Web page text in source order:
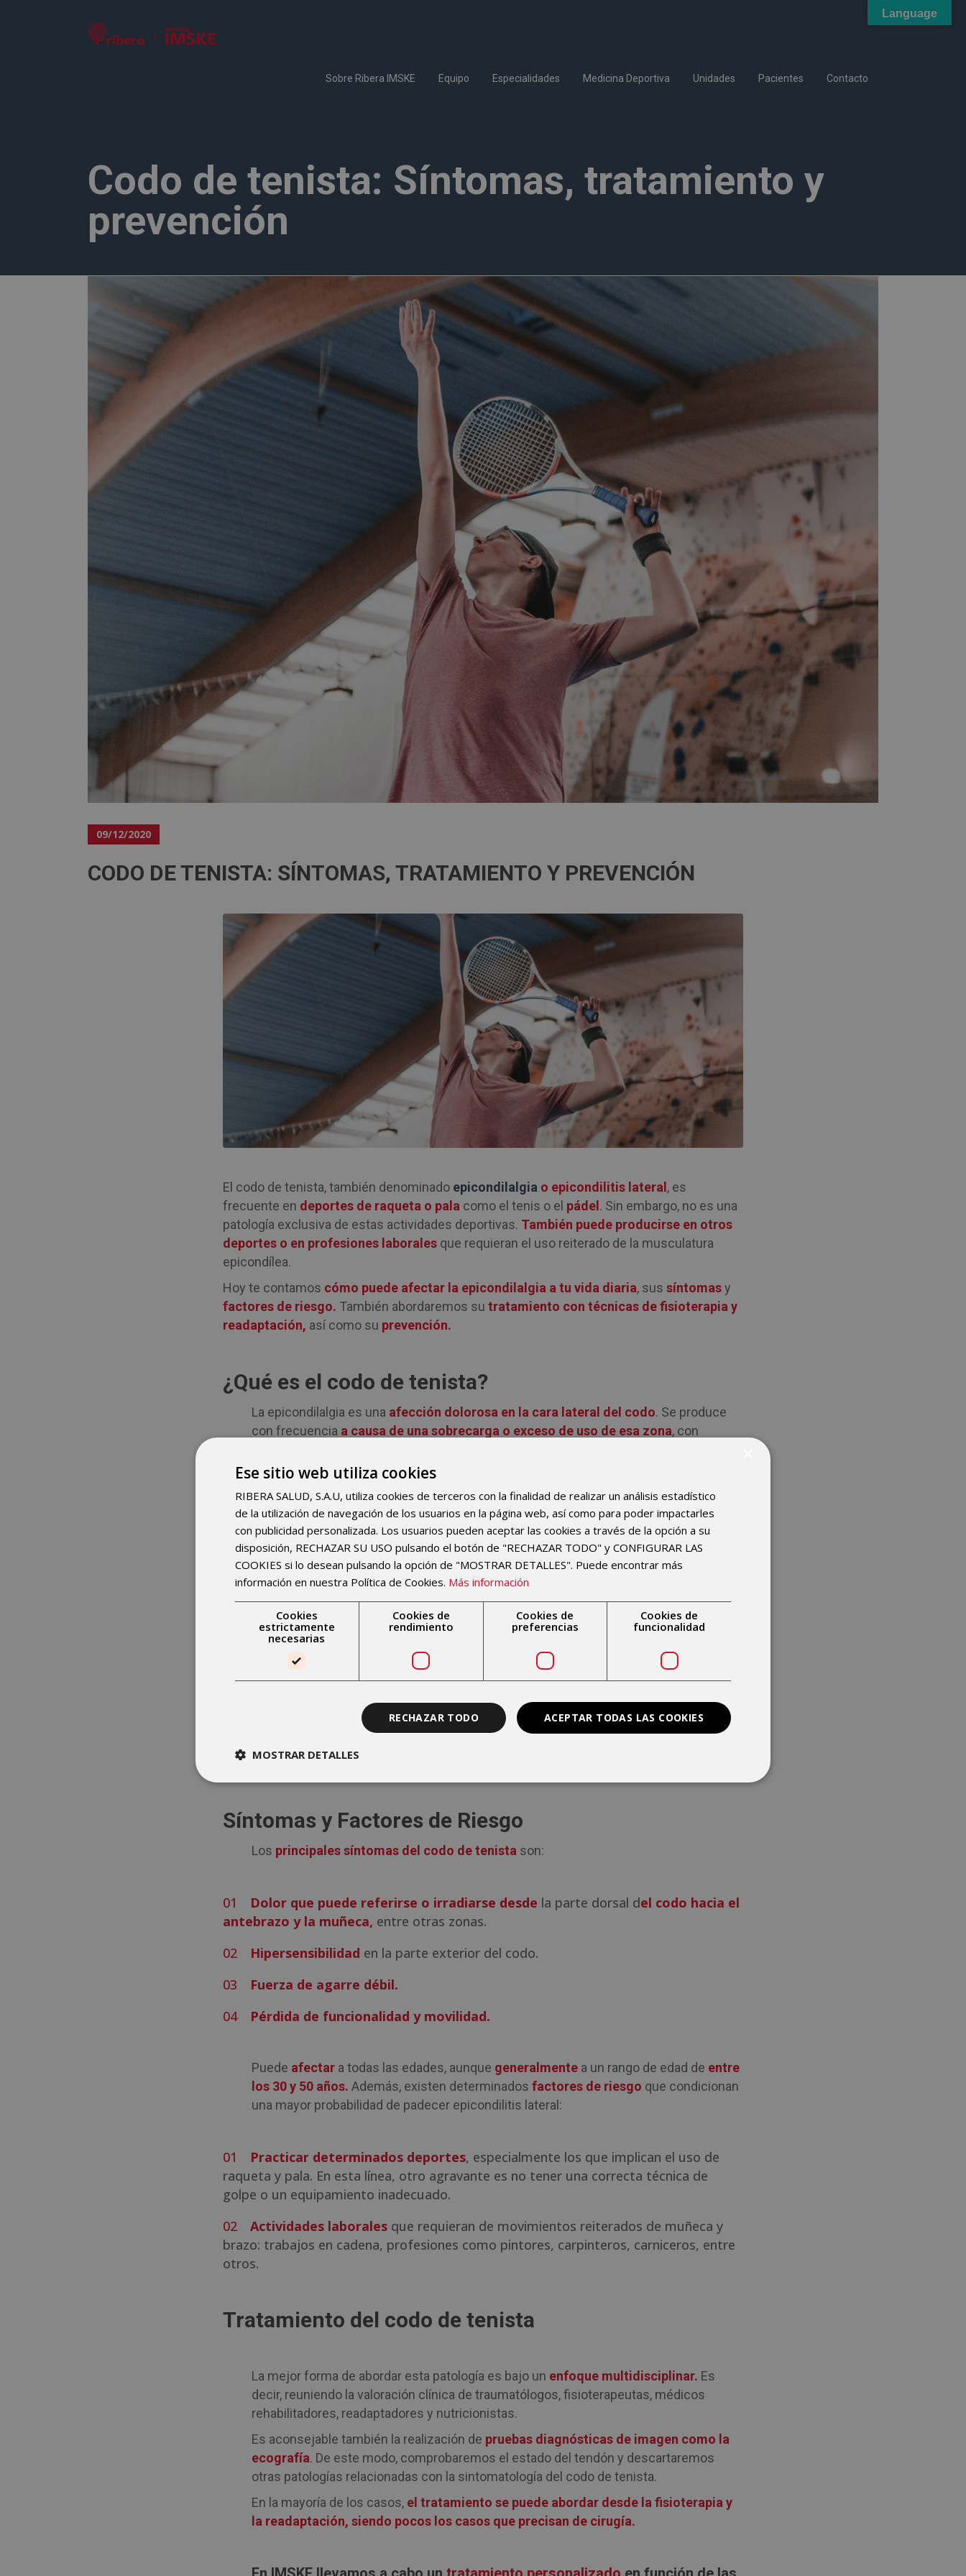
Sobre Ribera IMSKE Equipo Especialidades Medicina Deportiva Unidades Pacientes Contacto
Codo de tenista: Síntomas, tratamiento y
prevención
09/12/2020
CODO DE TENISTA: SÍNTOMAS, TRATAMIENTO Y PREVENCIÓN
El codo de tenista, también denominado epicondilalgia o epicondilitis lateral, es
frecuente en deportes de raqueta o pala como el tenis o el pádel. Sin embargo, no es una
patología exclusiva de estas actividades deportivas. También puede producirse en otros
deportes o en profesiones laborales que requieran el uso reiterado de la musculatura
epicondílea.
Hoy te contamos cómo puede afectar la epicondilalgia a tu vida diaria, sussíntomasy
factores de riesgo. También abordaremos sutratamiento con técnicas de fisioterapia y
readaptación, así como su prevención.
¿Qué es el codo de tenista?
La epicondilalgia es una afección dolorosa en la cara lateral del codo. Se produce
con frecuencia a causa de una sobrecarga o exceso de uso de esa zona, con
Generalmente, esta patología se caracteriza por una
epicondíleo , lo que supone unadegeneración de la estructura del tendón.
Esta lesión también puede estar causada por placas motoras disfuncionales de la
musculatura periarticular del codo, así como por disfunciones neurales.
En la epicondilitis lateral es importante realizar uncorrecto diagnóstico para
averiguar la causa del dolor en el codo y pautar un tratamiento adecuado.
ocasiones, esta dolencia puede tener un origen cervical o neural, entre otros.
¿Cómo afecta a tu vida diaria?
dolor. Acciones tan cotidianas como: sujetar un objeto, dar la mano, abrir o cerrar la
puerta con las llaves, teclear en el ordenador y el cambio de marchas en el coche, por
y apretarlo o girarlo puede molestar o manifestar dolor en la zona del codo.
Síntomas y Factores de Riesgo
Los principales síntomas del codo de tenista son:
Dolor que puede referirse o irradiarse desde la parte dorsal del codo hacia el
antebrazo y la muñeca, entre otras zonas.
Hipersensibilidad en la parte exterior del codo.
Fuerza de agarre débil.
Pérdida de funcionalidad y movilidad.
Puede afectar a todas las edades, aunque generalmente a un rango de edad de entre
los 30 y 50 años.Además, existen determinadosfactores de riesgo que condicionan
una mayor probabilidad de padecer epicondilitis lateral:
Practicar determinados deportes, especialmente los que implican el uso de
raqueta y pala. En esta línea, otro agravante es no tener una correcta técnica de
golpe o un equipamiento inadecuado.
Actividades laborales que requieran de movimientos reiterados de muñeca y
brazo: trabajos en cadena, profesiones como pintores, carpinteros, carniceros, entre
otros.
Tratamiento del codo de tenista
La mejor forma de abordar esta patología es bajo un enfoque multidisciplinar. Es
decir, reuniendo la valoración clínica de traumatólogos, fisioterapeutas, médicos
rehabilitadores, readaptadores y nutricionistas.
Es aconsejable también la realización de pruebas diagnósticas de imagen como la
ecografía. De este modo, comprobaremos el estado del tendón y descartaremos
otras patologías relacionadas con la sintomatología del codo de tenista.
En la mayoría de los casos, el tratamiento se puede abordar desde la fisioterapia y
la readaptación, siendo pocos los casos que precisan de cirugía.
Language
Ese sitio web utiliza cookies
RIBERA SALUD, S.A.U, utiliza cookies de terceros con la finalidad de realizar un análisis estadístico
de la utilización de navegación de los usuarios en la página web, así como para poder impactarles
con publicidad personalizada. Los usuarios pueden aceptar las cookies a través de la opción a su
disposición, RECHAZAR SU USO pulsando el botón de "RECHAZAR TODO" y CONFIGURAR LAS
COOKIES si lo desean pulsando la opción de "MOSTRAR DETALLES". Puede encontrar más
información en nuestra Política de Cookies. Más información
Cookies
estrictamente
necesarias
Cookies de
rendimiento
Cookies de
preferencias
Cookies de
funcionalidad
ACEPTAR TODAS LAS COOKIES
RECHAZAR TODO
MOSTRAR DETALLES